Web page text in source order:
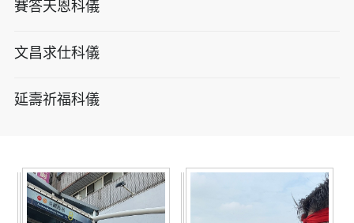
賽答天恩科儀
文昌求仕科儀
延壽祈福科儀